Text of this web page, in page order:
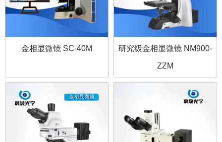
金相显微镜 SC-40M 研究级金相显微镜 NM900-
ZZM